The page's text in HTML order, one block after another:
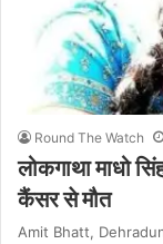
Round The Watch
लोकगाथा माधो
कैंसर से मौत
Amit Bhatt, Dehradun: